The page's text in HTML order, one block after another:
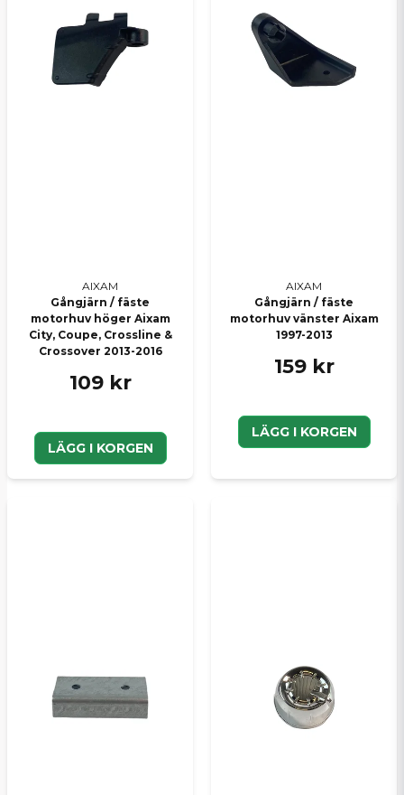
AIXAM
Gångjärn / fäste
motorhuv höger Aixam
City, Coupe, Crossline &
Crossover 2013-2016
109 kr
LÄGG I KORGEN
AIXAM
Gångjärn / fäste
motorhuv vänster Aixam
1997-2013
159 kr
LÄGG I KORGEN